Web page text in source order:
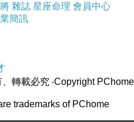
雜誌 星座命理 會員中心
簡訊
、轉載必究 ‧Copyright PChome
trademarks of PChome